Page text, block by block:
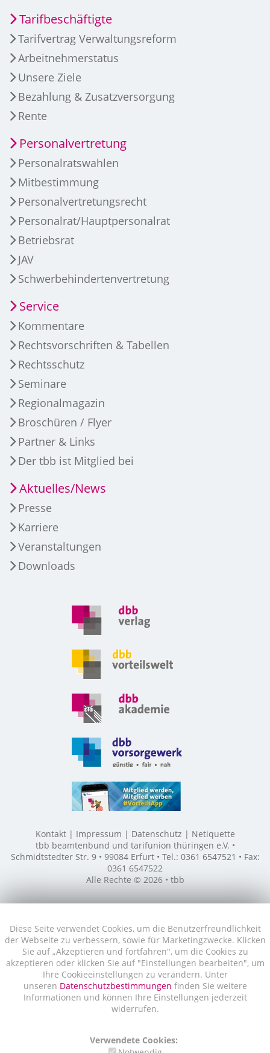
Diese Seite verwendet Cookies, um die Benutzerfreundlichkeit
der Webseite zu verbessern, sowie für Marketingzwecke. Klicken
Sie auf „Akzeptieren und fortfahren", um die Cookies zu
akzeptieren oder klicken Sie auf "Einstellungen bearbeiten", um
Ihre Cookieeinstellungen zu verändern. Unter
unseren Datenschutzbestimmungen finden Sie weitere
Informationen und können Ihre Einstellungen jederzeit
widerrufen.
Verwendete Cookies:
Tarifbeschäftigte
Tarifvertrag Verwaltungsreform
Arbeitnehmerstatus
Unsere Ziele
Bezahlung & Zusatzversorgung
Rente
Personalvertretung
Personalratswahlen
Mitbestimmung
Personalvertretungsrecht
Personalrat/Hauptpersonalrat
Betriebsrat
JAV
Schwerbehindertenvertretung
Service
Kommentare
Rechtsvorschriften & Tabellen
Rechtsschutz
Seminare
Regionalmagazin
Broschüren / Flyer
Partner & Links
Der tbb ist Mitglied bei
Aktuelles/News
Presse
Karriere
Veranstaltungen
Downloads
Kontakt Impressum Datenschutz
Netiquette
tbb beamtenbund und tarifunion thüringen e.V. •
Schmidtstedter Str. 9 • 99084 Erfurt • Tel.: 0361 6547521 • Fax:
0361 6547522
Alle Rechte © 2026 • tbb